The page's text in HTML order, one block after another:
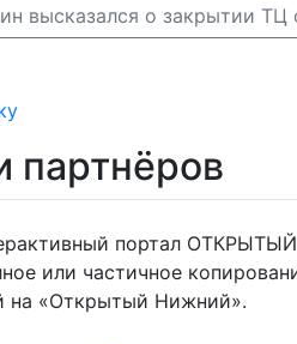
высказался о закрытии ТЦ
партнёров
портал
или частичное
на «Открытый Нижний».